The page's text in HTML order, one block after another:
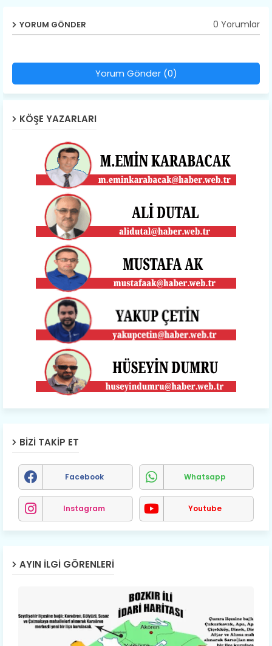
YORUM GÖNDER 0 Yorumlar
Yorum Gönder (0)
KÖŞE YAZARLARI
BIZI TAKIP ET
Facebook Whatsapp
Instagram Youtube
AYIN İLGI GÖRENLERI